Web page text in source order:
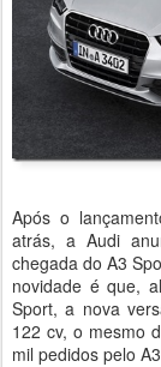
Após o
atrás, a Audi
chegada do A3
novidade é que,
Sport, a nova
122 cv, o mesmo
mil pedidos pelo